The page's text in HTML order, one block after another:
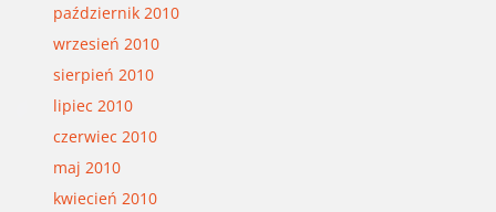
październik 2010
wrzesień 2010
sierpień 2010
lipiec 2010
czerwiec 2010
maj 2010
kwiecień 2010